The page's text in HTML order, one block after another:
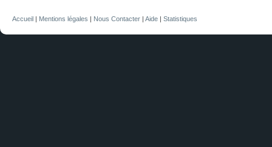
Accueil | Mentions légales | Nous Contacter | Aide | Statistiques